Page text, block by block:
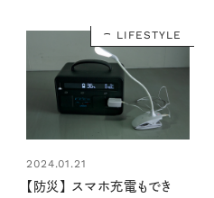
LIFESTYLE
2024.01.21
【防災】 スマホ充電もでき